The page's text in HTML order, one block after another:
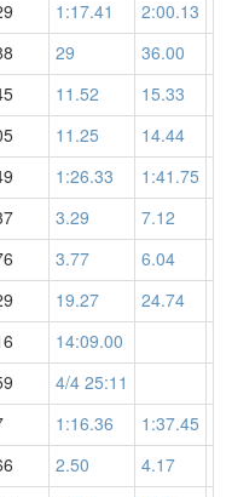
1:17.41 2:00.13
29 36.00
11.52 15.33
11.25 14.44
1:26.33 1:41.75
3.29 7.12
3.77 6.04
19.27 24.74
14:09.00
4/4 25:11
1:16.36 1:37.45
2.50 4.17